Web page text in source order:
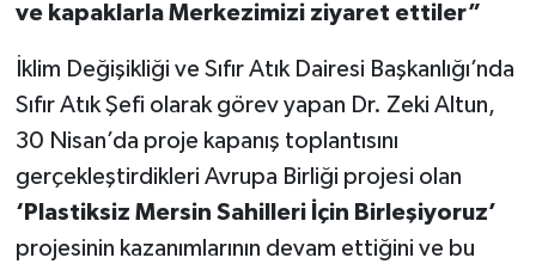
ve kapaklarla Merkezimizi ziyaret ettiler”
İklim Değişikliği ve Sıfır Atık Dairesi Başkanlığı’nda
Sıfır Atık Şefi olarak görev yapan Dr. Zeki Altun,
30 Nisan’da proje kapanış toplantısını
gerçekleştirdikleri Avrupa Birliği projesi olan
‘Plastiksiz Mersin Sahilleri İçin Birleşiyoruz’
projesinin kazanımlarının devam ettiğini ve bu